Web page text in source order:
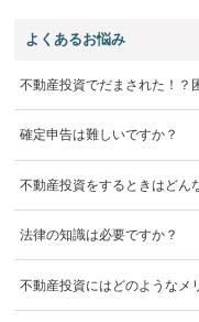
よくあるお悩み
不動産投資でだまされた！？
確定申告は難しいですか？
不動産投資をするときはどん
法律の知識は必要ですか？
不動産投資にはどのようなメ